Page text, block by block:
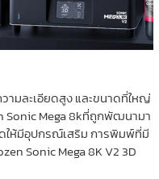
ามละเอียดสูง และขนาดที่ใหญ่
Sonic Mega 8kที่ถูกพัฒนามา
ให้มีอุปกรณ์เสริม การพิมพ์ที่มี
Sonic Mega 8K V2 3D